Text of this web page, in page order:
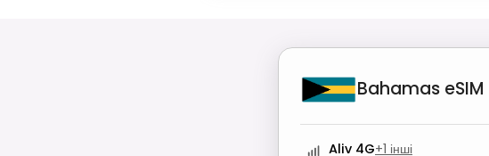
Bahamas eSIM
Aliv 4G+1 інші